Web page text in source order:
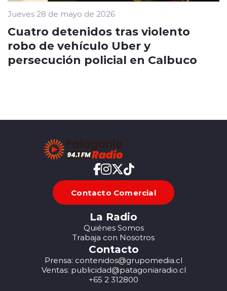
Jueves 28 de mayo de 2026
Cuatro detenidos tras violento
robo de vehículo Uber y
persecución policial en Calbuco
Contacto Comercial
La Radio
Quiénes Somos
Trabaja con Nosotros
Contacto
Prensa: contenidos@grupomedia.cl
Ventas: publicidad@patagoniaradio.cl
+65 2 312800